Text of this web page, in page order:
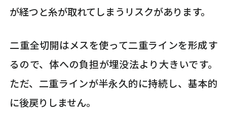
が経つと糸が取れてしまうリスクがあります。
二重全切開はメスを使って二重ラインを形成す
るので、体への負担が埋没法より大きいです。
ただ、二重ラインが半永久的に持続し、基本的
に後戻りしません。